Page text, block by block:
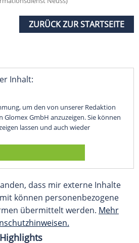
ZURÜCK ZUR STARTSEITE
Inhalt:
um den von unserer Redaktion
GmbH anzuzeigen. Sie können
lassen und auch wieder
dass mir externe Inhalte
können personenbezogene
übermittelt werden. Mehr